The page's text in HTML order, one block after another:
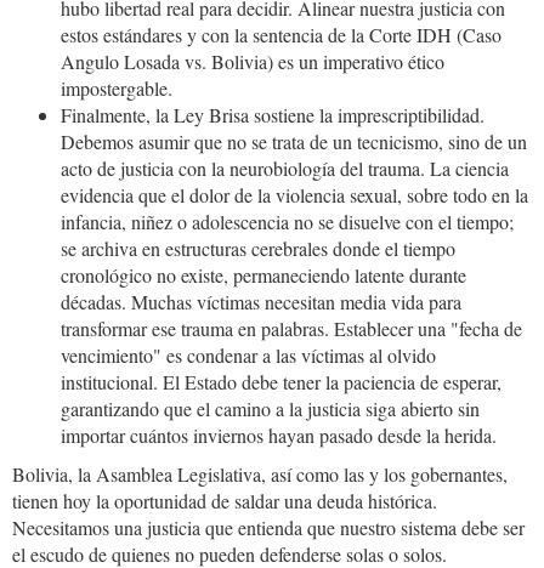
hubo libertad real para decidir. Alinear nuestra justicia con
estos estándares y con la sentencia de la Corte IDH (Caso
Angulo Losada vs. Bolivia) es un imperativo ético
impostergable.
Finalmente, la Ley Brisa sostiene la imprescriptibilidad.
Debemos asumir que no se trata de un tecnicismo, sino de un
acto de justicia con la neurobiología del trauma. La ciencia
evidencia que el dolor de la violencia sexual, sobre todo en la
infancia, niñez o adolescencia no se disuelve con el tiempo;
se archiva en estructuras cerebrales donde el tiempo
cronológico no existe, permaneciendo latente durante
décadas. Muchas víctimas necesitan media vida para
transformar ese trauma en palabras. Establecer una "fecha de
vencimiento" es condenar a las víctimas al olvido
institucional. El Estado debe tener la paciencia de esperar,
garantizando que el camino a la justicia siga abierto sin
importar cuántos inviernos hayan pasado desde la herida.
Bolivia, la Asamblea Legislativa, así como las y los gobernantes,
tienen hoy la oportunidad de saldar una deuda histórica.
Necesitamos una justicia que entienda que nuestro sistema debe ser
el escudo de quienes no pueden defenderse solas o solos.